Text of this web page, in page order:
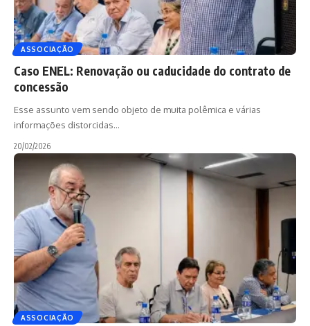
ASSOCIAÇÃO
Caso ENEL: Renovação ou caducidade do contrato de
concessão
Esse assunto vem sendo objeto de muita polêmica e várias
informações distorcidas…
20/02/2026
ASSOCIAÇÃO